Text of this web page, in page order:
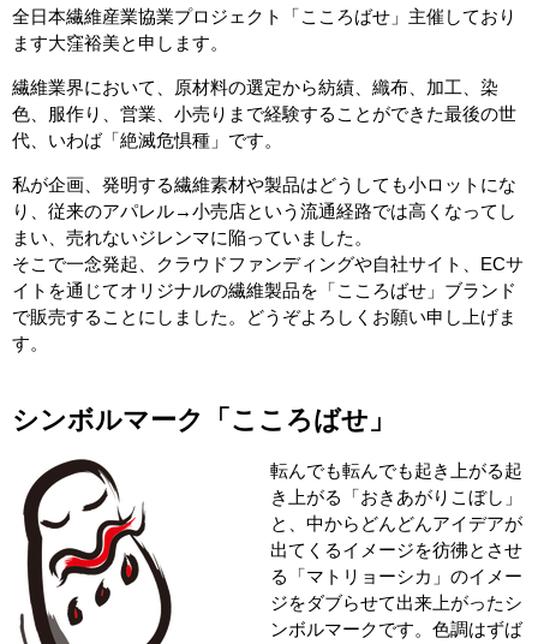
全日本繊維産業協業プロジェクト「こころばせ」主催しており
ます大窪裕美と申します。
繊維業界において、原材料の選定から紡績、織布、加工、染
色、服作り、営業、小売りまで経験することができた最後の世
代、いわば「絶滅危惧種」です。
私が企画、発明する繊維素材や製品はどうしても小ロットにな
り、従来のアパレル→小売店という流通経路では高くなってし
まい、売れないジレンマに陥っていました。
そこで一念発起、クラウドファンディングや自社サイト、ECサ
イトを通じてオリジナルの繊維製品を「こころばせ」ブランド
で販売することにしました。どうぞよろしくお願い申し上げま
す。
シンボルマーク「こころばせ」
転んでも転んでも起き上がる起
き上がる「おきあがりこぼし」
と、中からどんどんアイデアが
出てくるイメージを彷彿とさせ
る「マトリョーシカ」のイメー
ジをダブらせて出来上がったシ
ンボルマークです。色調はずば